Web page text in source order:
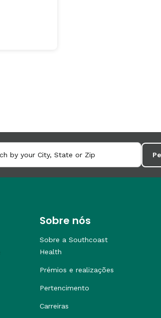
Sobre nós
Sobre a Southcoast
Health
Prémios e realizações
Pertencimento
Carreiras